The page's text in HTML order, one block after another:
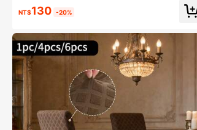
NT$130 -20%